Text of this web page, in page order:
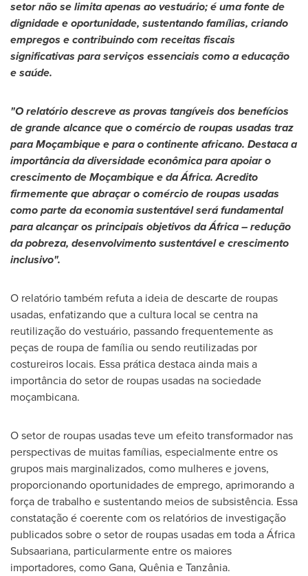
setor não se limita apenas ao vestuário; é uma fonte de
dignidade e oportunidade, sustentando famílias, criando
empregos e contribuindo com receitas fiscais
significativas para serviços essenciais como a educação
e saúde.
"O relatório descreve as provas tangíveis dos benefícios
de grande alcance que o comércio de roupas usadas traz
para Moçambique e para o continente africano. Destaca a
importância da diversidade econômica para apoiar o
crescimento de Moçambique e da África. Acredito
firmemente que abraçar o comércio de roupas usadas
como parte da economia sustentável será fundamental
para alcançar os principais objetivos da África – redução
da pobreza, desenvolvimento sustentável e crescimento
inclusivo".
O relatório também refuta a ideia de descarte de roupas
usadas, enfatizando que a cultura local se centra na
reutilização do vestuário, passando frequentemente as
peças de roupa de família ou sendo reutilizadas por
costureiros locais. Essa prática destaca ainda mais a
importância do setor de roupas usadas na sociedade
moçambicana.
O setor de roupas usadas teve um efeito transformador nas
perspectivas de muitas famílias, especialmente entre os
grupos mais marginalizados, como mulheres e jovens,
proporcionando oportunidades de emprego, aprimorando a
força de trabalho e sustentando meios de subsistência. Essa
constatação é coerente com os relatórios de investigação
publicados sobre o setor de roupas usadas em toda a África
Subsaariana, particularmente entre os maiores
importadores, como Gana, Quênia e Tanzânia.